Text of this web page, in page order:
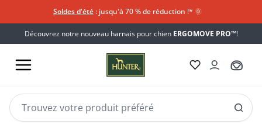
Soldes d'été : jusqu'à 70 % de réduction !*​ 🌞
Découvrez notre nouveau harnais pour chien ERGOMOVE PRO™!